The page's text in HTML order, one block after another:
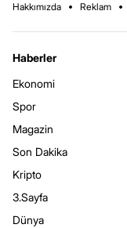
Hakkımızda Reklam
Haberler
Ekonomi
Spor
Magazin
Son Dakika
Kripto
3.Sayfa
Dünya